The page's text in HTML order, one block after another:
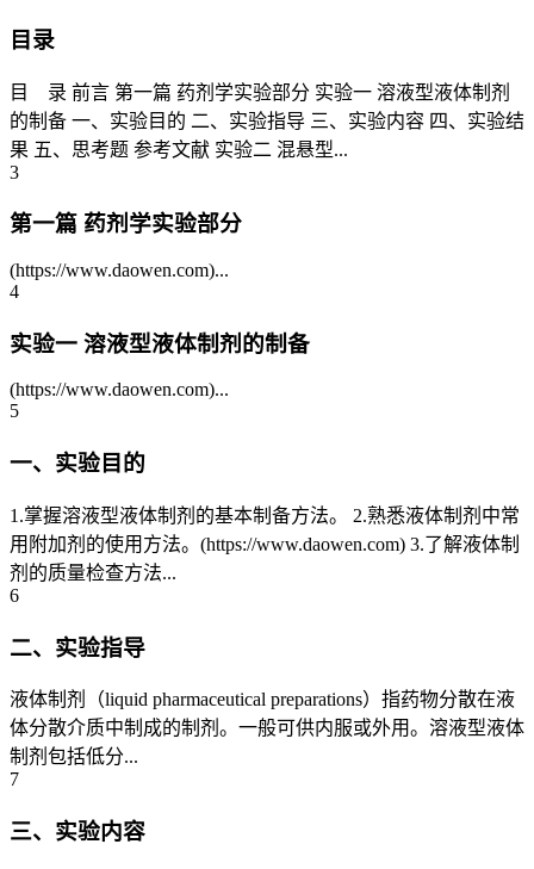
目录
目 录 前言 第一篇 药剂学实验部分 实验一 溶液型液体制剂
的制备 一、实验目的 二、实验指导 三、实验内容 四、实验结
果 五、思考题 参考文献 实验二 混悬型...
3
第一篇 药剂学实验部分
(https://www.daowen.com)...
4
实验一 溶液型液体制剂的制备
(https://www.daowen.com)...
5
一、实验目的
1.掌握溶液型液体制剂的基本制备方法。 2.熟悉液体制剂中常
用附加剂的使用方法。(https://www.daowen.com) 3.了解液体制
剂的质量检查方法...
6
二、实验指导
液体制剂（liquid pharmaceutical preparations）指药物分散在液
体分散介质中制成的制剂。一般可供内服或外用。溶液型液体
制剂包括低分...
7
三、实验内容